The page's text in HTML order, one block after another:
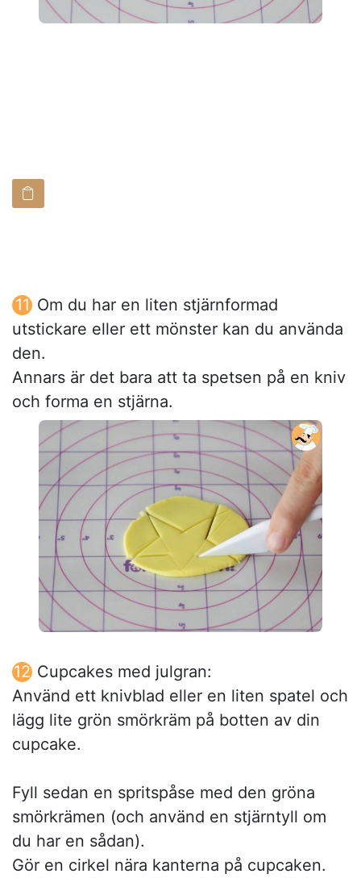
Om du har en liten stjärnformad
utstickare eller ett mönster kan du använda
den.
Annars är det bara att ta spetsen på en kniv
och forma en stjärna.
Cupcakes med julgran:
Använd ett knivblad eller en liten spatel och
lägg lite grön smörkräm på botten av din
cupcake.
Fyll sedan en spritspåse med den gröna
smörkrämen (och använd en stjärntyll om
du har en sådan).
Gör en cirkel nära kanterna på cupcaken.